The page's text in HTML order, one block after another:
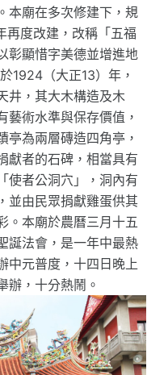
本廟在多次修建下，規
再度改建，改稱「五福
彰顯惜字美德並增進地
1924（大正13）年，
井，其大木構造及木
藝術水準與保存價值，
亭為兩層磚造四角亭，
獻者的石碑，相當具有
使者公洞穴」，洞內有
並由民眾捐獻雞蛋供其
。本廟於農曆三月十五
誕法會，是一年中最熱
中元普度，十四日晚上
辦，十分熱鬧。